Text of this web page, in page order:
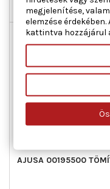
AJUSA 00195500
megjelenítése,
elemzése
kattintva hozzájárul